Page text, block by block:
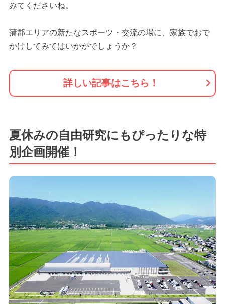
みてくださいね。
蒲郡エリアの新たなスポーツ・交流の場に、家族でおで
かけしてみてはいかがでしょうか？
詳しい記事はこちら！
夏休みの自由研究にもぴったりな特
別企画開催！